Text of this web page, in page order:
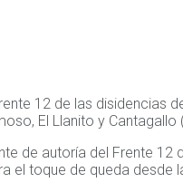
12 de las disidencias
El Llanito y Cantagallo
de autoría del Frente
el toque de queda